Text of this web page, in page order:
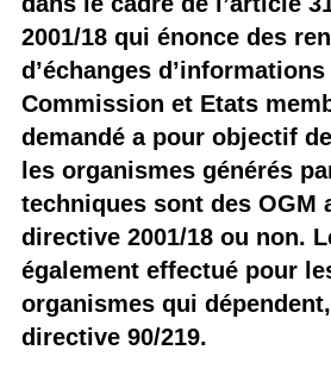
2001/18 qui énonce des
d’échanges
Commission et Etats
demandé a pour objectif
les organismes générés
techniques sont des OGM
directive 2001/18 ou non.
également effectué pour
organismes qui
directive 90/219.